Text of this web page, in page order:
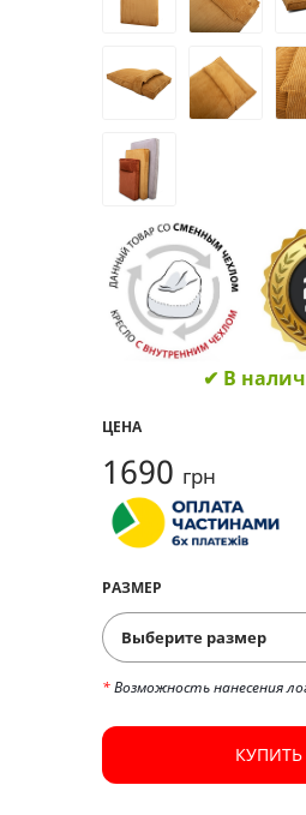
✔ В
ЦЕНА
1690 грн
РАЗМЕР
*Возможность нанесения
КУПИТЬ